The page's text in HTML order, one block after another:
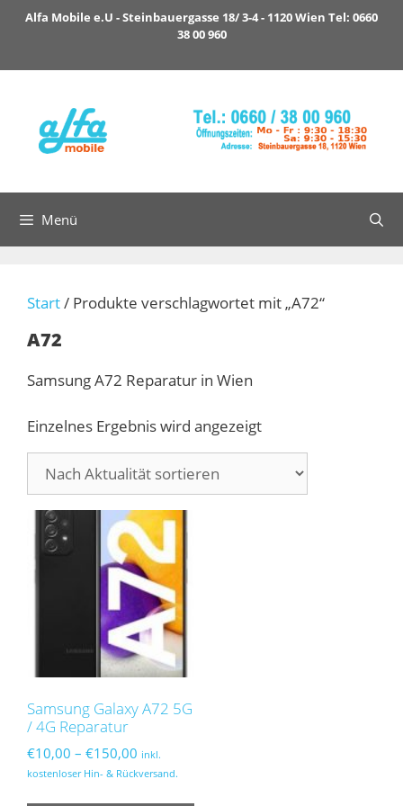
ZumAlfa Mobile e.U - Steinbauergasse 18/ 3-4 - 1120 Wien Tel: 0660
38 00 960
Menü
Start/ Produkte verschlagwortet mit „A72“
A72
Samsung A72 Reparatur in Wien
Einzelnes Ergebnis wird angezeigt
Samsung Galaxy A72 5G
/ 4G Reparatur
€10,00 – €150,00 Preisspanne:
€10,00
inkl.
kostenloser Hin- & Rückversand.
Dieses